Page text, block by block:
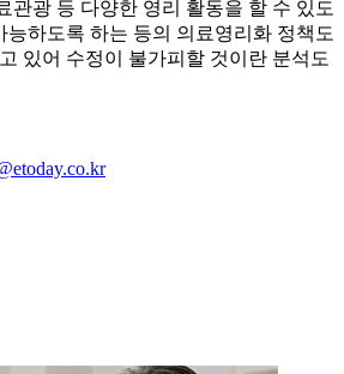
관광 등 다양한 영리 활동을 할 수 있도
능하도록 하는 등의 의료영리화 정책도
있어 수정이 불가피할 것이란 분석도